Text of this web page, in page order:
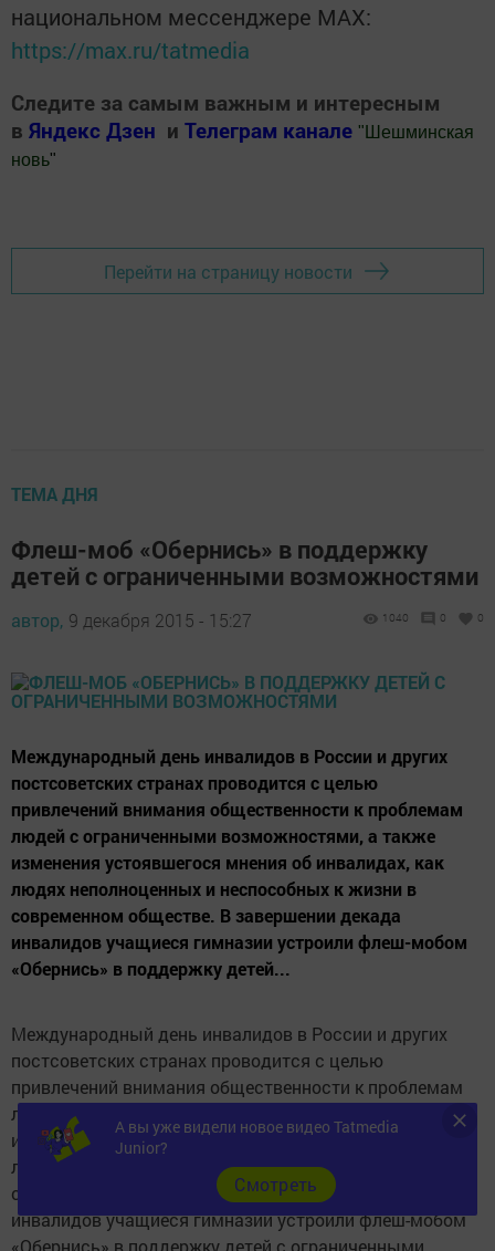
национальном мессенджере MАХ:
https://max.ru/tatmedia
Следите за самым важным и интересным
в Яндекс Дзен и Телеграм канале " Шешминская
новь"
Перейти на страницу новости
ТЕМА ДНЯ
Флеш-моб «Обернись» в поддержку
детей с ограниченными возможностями
автор, 9 декабря 2015 - 15:27 1040 0 0
Международный день инвалидов в России и других
постсоветских странах проводится с целью
привлечений внимания общественности к проблемам
людей с ограниченными возможностями, а также
изменения устоявшегося мнения об инвалидах, как
людях неполноценных и неспособных к жизни в
современном обществе. В завершении декада
инвалидов учащиеся гимназии устроили флеш-мобом
«Обернись» в поддержку детей...
Международный день инвалидов в России и других
постсоветских странах проводится с целью
привлечений внимания общественности к проблемам
людей с ограниченными возможностями, а также
изменения устоявшегося мнения об инвалидах, как
людях неполноценных и неспособных к жизни в
современном обществе. В завершении декада
инвалидов учащиеся гимназии устроили флеш-мобом
А вы уже видели новое видео Tatmedia
Junior?
Cмотреть